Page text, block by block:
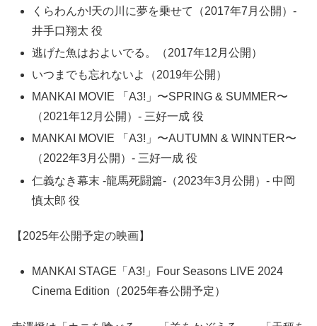
くらわんか!天の川に夢を乗せて（2017年7月公開）-
井手口翔太 役
逃げた魚はおよいでる。（2017年12月公開）
いつまでも忘れないよ（2019年公開）
MANKAI MOVIE 「A3!」〜SPRING & SUMMER〜
（2021年12月公開）- 三好一成 役
MANKAI MOVIE 「A3!」〜AUTUMN & WINNTER〜
（2022年3月公開）- 三好一成 役
仁義なき幕末 -龍馬死闘篇-（2023年3月公開）- 中岡
慎太郎 役
【2025年公開予定の映画】
MANKAI STAGE「A3!」Four Seasons LIVE 2024
Cinema Edition（2025年春公開予定）